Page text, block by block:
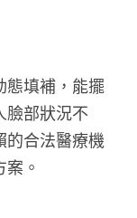
態填補，能擺
臉部狀況不
的合法醫療機
。